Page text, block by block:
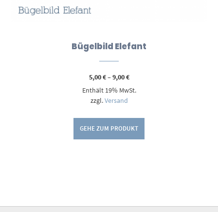
Bügelbild Elefant
5,00€–9,00€Preisspanne:
bis
Enthält 19% MwSt.
zzgl.Versand
GEHE ZUM PRODUKT